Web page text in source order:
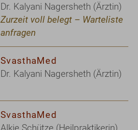
Dr. Kalyani Nagersheth (Ärztin)
Zurzeit voll belegt – Warteliste
anfragen
SvasthaMed
Dr. Kalyani Nagersheth (Ärztin)
SvasthaMed